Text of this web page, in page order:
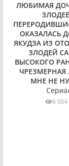
ЛЮБИМАЯ
ОКАЗАЛАСЬ
ЯКУДЗА ИЗ
ЗЛОДЕЙ
ВЫСОКОГО
МНЕ НЕ
6 004